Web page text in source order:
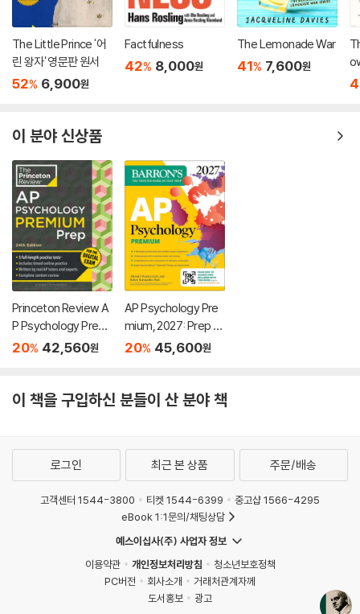
The Little Prince '어
린 왕자' 영문판 원서
52% 6,900원
Factfulness
42% 8,000원
The Lemonade War
41% 7,600원
이 분야 신상품
Princeton Review A
P Psychology Premi
um Prep, 24th Editio
line + Content Revie
20% 42,560원
AP Psychology Pre
mium, 2027: Prep B
ook with 4 Practice
ne Practice
20% 45,600원
이 책을 구입하신 분들이 산 분야 책
로그인 최근 본 상품 주문/배송
고객센터 1544-3800 티켓 1544-6399
중고샵 1566-4295
eBook 1:1문의/채팅상담
예스이십사(주) 사업자 정보
이용약관
개인정보처리방침
청소년보호정책
PC버전
회사소개
거래처관계자께
도서홍보
광고